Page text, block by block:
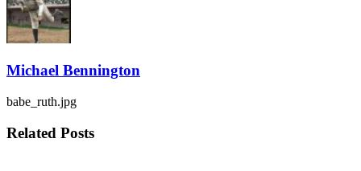
Michael Bennington
babe_ruth.jpg
Related Posts